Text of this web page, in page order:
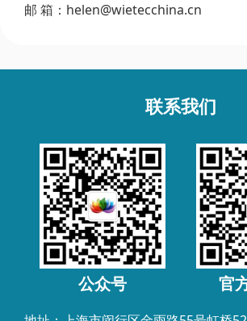
邮 箱：helen@wietecchina.cn
联系我们
公众号 官